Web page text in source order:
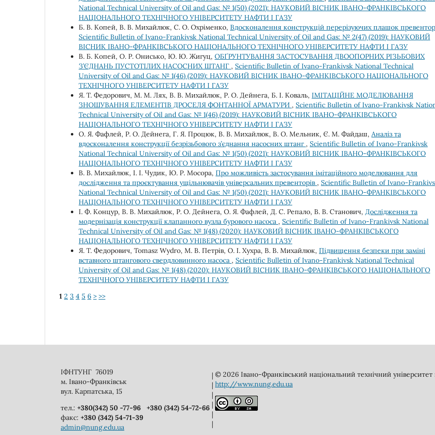
National Technical University of Oil and Gas: № 1(50) (2021): НАУКОВИЙ ВІСНИК ІВАНО-ФРАНКІВСЬКОГО
НАЦІОНАЛЬНОГО ТЕХНІЧНОГО УНІВЕРСИТЕТУ НАФТИ І ГАЗУ
Б. В. Копей, В. В. Михайлюк, С. О. Охріменко, Вдосконалення конструкцій перерізуючих плашок
Scientific Bulletin of Ivano-Frankivsk National Technical University of Oil and Gas: № 2(47) (2019): НАУКОВИЙ
ВІСНИК ІВАНО-ФРАНКІВСЬКОГО НАЦІОНАЛЬНОГО ТЕХНІЧНОГО УНІВЕРСИТЕТУ НАФТИ І ГАЗУ
В. Б. Копей, О. Р. Онисько, Ю. Ю. Жигуц, ОБҐРУНТУВАННЯ ЗАСТОСУВАННЯ ДВООПОРНИХ РІЗЬБОВИХ
З’ЄДНАНЬ ПУСТОТІЛИХ НАСОСНИХ ШТАНГ , Scientific Bulletin of Ivano-Frankivsk National Technical
University of Oil and Gas: № 1(46) (2019): НАУКОВИЙ ВІСНИК ІВАНО-ФРАНКІВСЬКОГО НАЦІОНАЛЬНОГО
ТЕХНІЧНОГО УНІВЕРСИТЕТУ НАФТИ І ГАЗУ
Я. Т. Федорович, М. М. Лях, В. В. Михайлюк, Р. О. Дейнега, Б. І. Коваль, ІМІТАЦІЙНЕ МОДЕЛЮВАННЯ
ЗНОШУВАННЯ ЕЛЕМЕНТІВ ДРОСЕЛЯ ФОНТАННОЇ АРМАТУРИ , Scientific Bulletin of Ivano-Frankivsk
Technical University of Oil and Gas: № 1(46) (2019): НАУКОВИЙ ВІСНИК ІВАНО-ФРАНКІВСЬКОГО
НАЦІОНАЛЬНОГО ТЕХНІЧНОГО УНІВЕРСИТЕТУ НАФТИ І ГАЗУ
О. Я. Фафлей, Р. О. Дейнега, Г. Я. Процюк, В. В. Михайлюк, В. О. Мельник, Є. М. Файдаш, Аналіз та
вдосконалення конструкції безрізьбового з’єднання насосних штанг , Scientific Bulletin of Ivano-Frankivsk
National Technical University of Oil and Gas: № 1(50) (2021): НАУКОВИЙ ВІСНИК ІВАНО-ФРАНКІВСЬКОГО
НАЦІОНАЛЬНОГО ТЕХНІЧНОГО УНІВЕРСИТЕТУ НАФТИ І ГАЗУ
В. В. Михайлюк, І. І. Чудик, Ю. Р. Мосора, Про можливість застосування імітаційного моделювання для
дослідження та проєктування ущільнювачів універсальних превенторів , Scientific Bulletin of Ivano-
National Technical University of Oil and Gas: № 1(50) (2021): НАУКОВИЙ ВІСНИК ІВАНО-ФРАНКІВСЬКОГО
НАЦІОНАЛЬНОГО ТЕХНІЧНОГО УНІВЕРСИТЕТУ НАФТИ І ГАЗУ
І. Ф. Концур, В. В. Михайлюк, Р. О. Дейнега, О. Я. Фафлей, Д. С. Репало, В. В. Станович, Дослідження та
модернізація конструкції клапанного вузла бурового насоса , Scientific Bulletin of Ivano-Frankivsk National
Technical University of Oil and Gas: № 1(48) (2020): НАУКОВИЙ ВІСНИК ІВАНО-ФРАНКІВСЬКОГО
НАЦІОНАЛЬНОГО ТЕХНІЧНОГО УНІВЕРСИТЕТУ НАФТИ І ГАЗУ
Я. Т. Федорович, Tomasz Wydro, М. В. Петрів, О. І. Хухра, В. В. Михайлюк, Підвищення безпеки при заміні
вставного штангового свердловинного насоса , Scientific Bulletin of Ivano-Frankivsk National Technical
University of Oil and Gas: № 1(48) (2020): НАУКОВИЙ ВІСНИК ІВАНО-ФРАНКІВСЬКОГО НАЦІОНАЛЬНОГО
ТЕХНІЧНОГО УНІВЕРСИТЕТУ НАФТИ І ГАЗУ
1 2 3 4 5 6 > >>
ІФНТУНГ 76019
м. Івано-Франківськ
вул. Карпатська, 15
тел.: +380(342) 50 -77-96
+380 (342) 54-72-66
факс: +380 (342) 54-71-39
admin@nung.edu.ua
|
|
|
|
|
|
© 2026 Івано-Франківський національний технічний
http://www.nung.edu.ua